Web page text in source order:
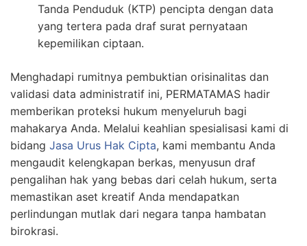
Tanda Penduduk (KTP) pencipta dengan data
yang tertera pada draf surat pernyataan
kepemilikan ciptaan.
Menghadapi rumitnya pembuktian orisinalitas dan
validasi data administratif ini, PERMATAMAS hadir
memberikan proteksi hukum menyeluruh bagi
mahakarya Anda. Melalui keahlian spesialisasi kami di
bidang Jasa Urus Hak Cipta, kami membantu Anda
mengaudit kelengkapan berkas, menyusun draf
pengalihan hak yang bebas dari celah hukum, serta
memastikan aset kreatif Anda mendapatkan
perlindungan mutlak dari negara tanpa hambatan
birokrasi.